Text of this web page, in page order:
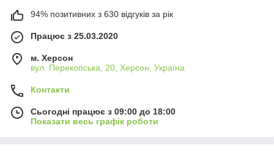
94% позитивних з 630 відгуків за рік
Працює з 25.03.2020
м. Херсон
вул. Перекопська, 20, Херсон, Україна
Контакти
Сьогодні працює з 09:00 до 18:00
Показати весь графік роботи